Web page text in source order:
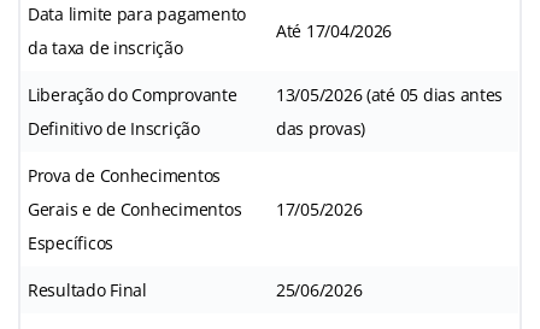
Data limite para pagamento
da taxa de inscrição
Até 17/04/2026
Liberação do Comprovante
Definitivo de Inscrição
13/05/2026 (até 05 dias antes
das provas)
Prova de Conhecimentos
Gerais e de Conhecimentos
Específicos
17/05/2026
Resultado Final 25/06/2026